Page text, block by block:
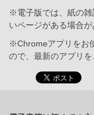
※電子版では、紙の雑
いページがある場合が
※Chromeアプリをお
ので、最新のアプリを